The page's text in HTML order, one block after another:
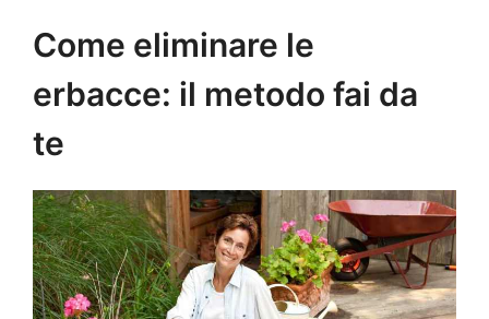
Come eliminare le
erbacce: il metodo fai da
te